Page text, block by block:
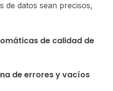
de datos sean precisos,
de calidad de
de errores y vacíos